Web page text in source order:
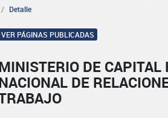
Detalle
VER PÁGINAS PUBLICADAS
DE CAPITAL
DE